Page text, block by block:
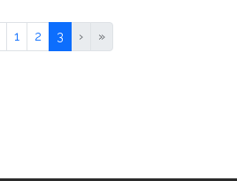
1 2 3 › »